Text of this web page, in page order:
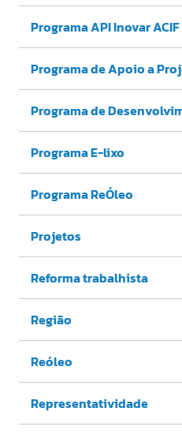
Programa API Inovar ACIF
Programa de Apoio a
Programa de
Programa E-lixo
Programa ReÓleo
Projetos
Reforma trabalhista
Região
Reóleo
Representatividade